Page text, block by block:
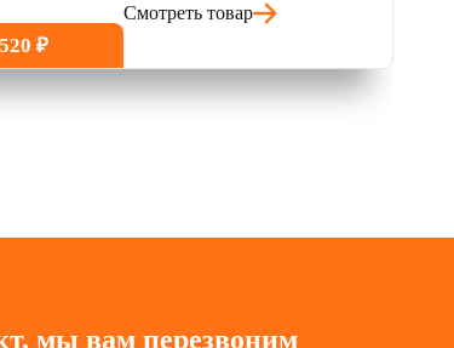
520 ₽
Смотреть товар
мы вам перезвоним